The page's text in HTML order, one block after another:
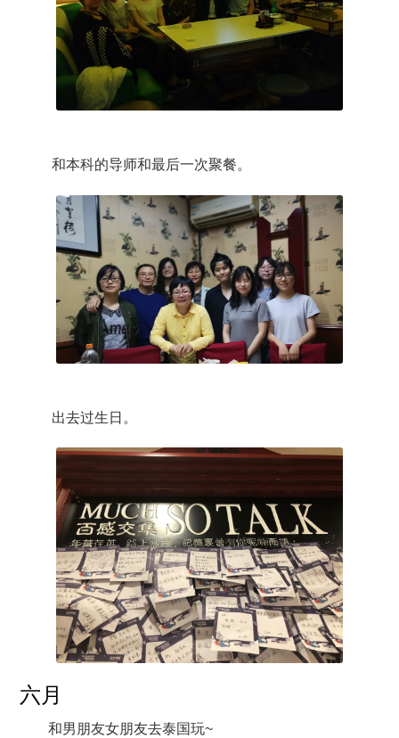
和本科的导师和最后一次聚餐。
出去过生日。
六月
和男朋友女朋友去泰国玩~